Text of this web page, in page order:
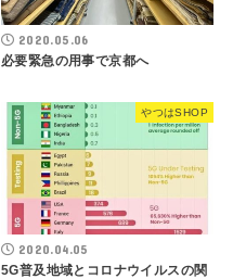
2020.05.06
必要緊急の用事で京都へ
やつはSHOP
2020.04.05
5G普及地域とコロナウイルスの関